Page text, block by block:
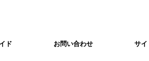
ド お問い合わせ サイ